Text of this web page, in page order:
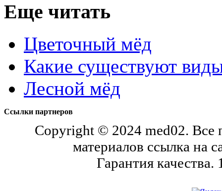
Еще читать
Цветочный мёд
Какие существуют
Лесной мёд
Ссылки партнеров
Copyright © 2024 med02. Все
материалов ссылка на
Гарантия